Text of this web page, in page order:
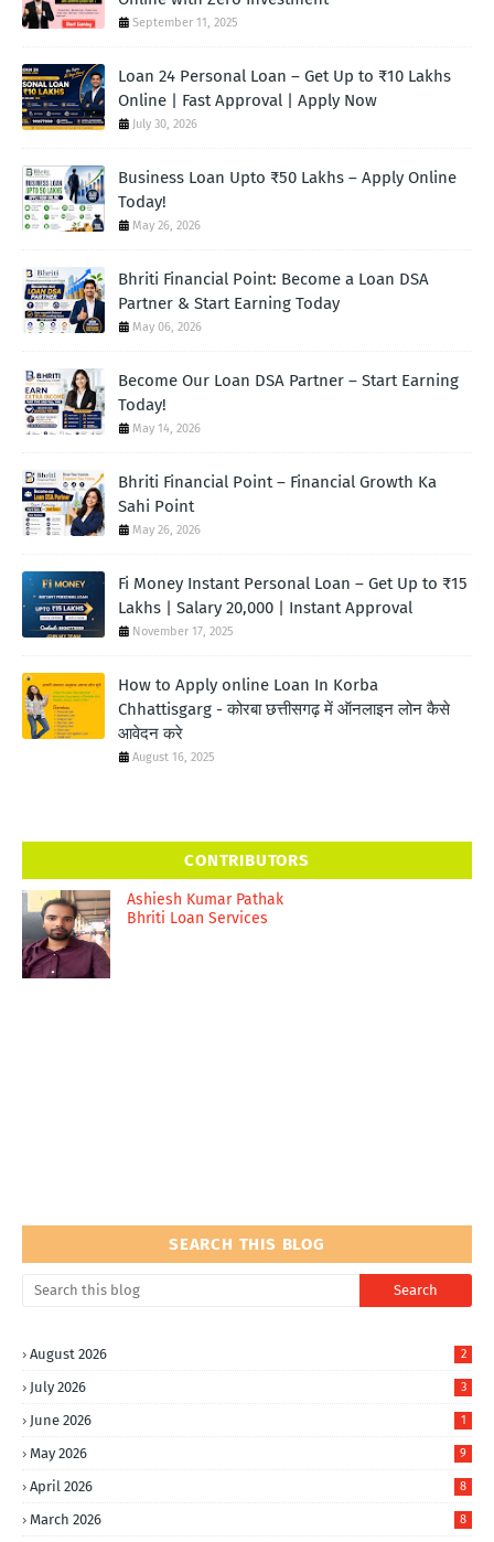
September 11, 2025
Loan 24 Personal Loan – Get Up to ₹10 Lakhs
Online | Fast Approval | Apply Now
July 30, 2026
Business Loan Upto ₹50 Lakhs – Apply Online
Today!
May 26, 2026
Bhriti Financial Point: Become a Loan DSA
Partner & Start Earning Today
May 06, 2026
Become Our Loan DSA Partner – Start Earning
Today!
May 14, 2026
Bhriti Financial Point – Financial Growth Ka
Sahi Point
May 26, 2026
Fi Money Instant Personal Loan – Get Up to ₹15
Lakhs | Salary 20,000 | Instant Approval
November 17, 2025
How to Apply online Loan In Korba
Chhattisgarg - कोरबा छत्तीसगढ़ में ऑनलाइन लोन कैसे
आवेदन करे
August 16, 2025
CONTRIBUTORS
Ashiesh Kumar Pathak
Bhriti Loan Services
SEARCH THIS BLOG
August 2026 2
July 2026 3
June 2026 1
May 2026 9
April 2026 8
March 2026 8